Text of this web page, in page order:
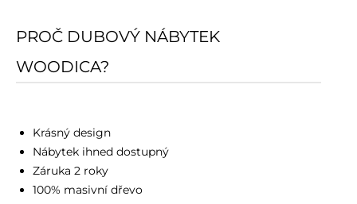
PROČ DUBOVÝ NÁBYTEK
WOODICA?
Krásný design
Nábytek ihned dostupný
Záruka 2 roky
100% masivní dřevo